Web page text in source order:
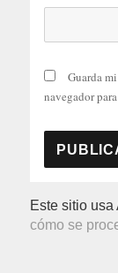
Guarda
navegador
Este sitio
cómo se